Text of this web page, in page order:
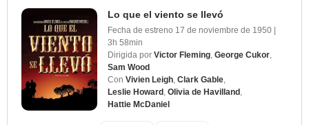
Lo que el viento se llevó
Fecha de estreno 17 de noviembre de 1950 |
3h 58min
Dirigida por Victor Fleming George Cukor
Sam Wood
Con Vivien Leigh Clark Gable
Leslie Howard Olivia de Havilland
Hattie McDaniel